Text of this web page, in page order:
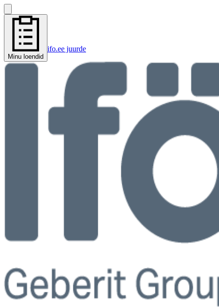
Minu loendid
ifo.ee juurde